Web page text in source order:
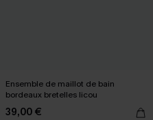
Ensemble de maillot de bain
bordeaux bretelles licou
39,00 €